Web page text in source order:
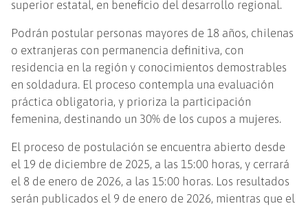
superior estatal, en beneficio del desarrollo regional.
Podrán postular personas mayores de 18 años, chilenas
o extranjeras con permanencia definitiva, con
residencia en la región y conocimientos demostrables
en soldadura. El proceso contempla una evaluación
práctica obligatoria, y prioriza la participación
femenina, destinando un 30% de los cupos a mujeres.
El proceso de postulación se encuentra abierto desde
el 19 de diciembre de 2025, a las 15:00 horas, y cerrará
el 8 de enero de 2026, a las 15:00 horas. Los resultados
serán publicados el 9 de enero de 2026, mientras que el